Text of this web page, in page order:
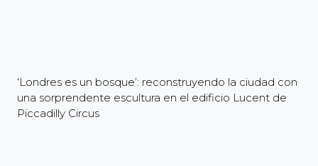
‘Londres es un bosque’: reconstruyendo la ciudad con
una sorprendente escultura en el edificio Lucent de
Piccadilly Circus